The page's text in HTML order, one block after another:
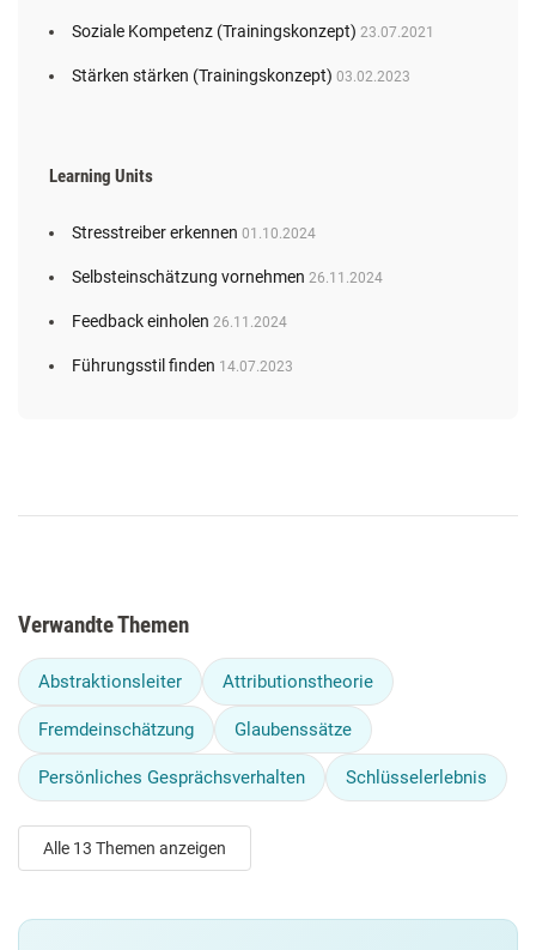
Soziale Kompetenz (Trainingskonzept) 23.07.2021
Stärken stärken (Trainingskonzept) 03.02.2023
Learning Units
Stresstreiber erkennen 01.10.2024
Selbsteinschätzung vornehmen 26.11.2024
Feedback einholen 26.11.2024
Führungsstil finden 14.07.2023
Verwandte Themen
Abstraktionsleiter Attributionstheorie
Fremdeinschätzung Glaubenssätze
Persönliches Gesprächsverhalten Schlüsselerlebnis
Alle 13 Themen anzeigen